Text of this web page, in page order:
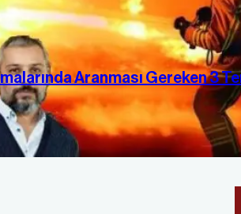
Aranması Gereken 3